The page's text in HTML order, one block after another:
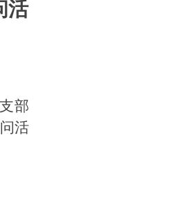
活
部
活